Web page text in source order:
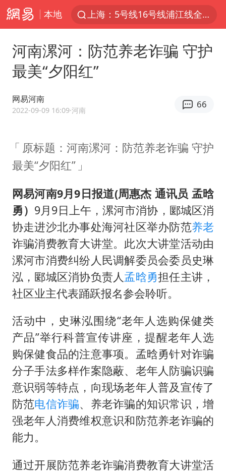
本地
白海豚预计将在浙江苍南到三门一带登陆
国足U17与阿森纳决赛取消 并列冠军
2025年小学教师减少13.19万
泰国：高度重视中国游客旅游体验
《龙餐馆》 冲奖
蒯曼挺进WTT横滨冠军赛女单四强
以军士兵把枪口对准中国记者
笔试第一被劝弃考涉事副校长被撤职
白海豚5次眼壁置换
构建更高水平的全民健身公共服务体系
河南漯河：防范养老诈骗 守护
最美“夕阳红”
网易河南
2022-09-09 16:09·河南
66
原标题：河南漯河：防范养老诈骗 守护
最美“夕阳红”
网易河南9月9日报道(周惠杰 通讯员 孟晗
勇） 9月9日上午，漯河市消协，郾城区消
协走进沙北办事处海河社区举办防范养老
诈骗消费教育大讲堂。此次大讲堂活动由
漯河市消费纠纷人民调解委员会委员史琳
泓，郾城区消协负责人 孟晗勇担任主讲，
社区业主代表踊跃报名参会聆听。
活动中，史琳泓围绕“老年人选购保健类
产品”举行科普宣传讲座，提醒老年人选
购保健食品的注意事项。孟晗勇针对诈骗
分子手法多样作案隐蔽、老年人防骗识骗
意识弱等特点，向现场老年人普及宣传了
防范电信诈骗、养老诈骗的知识常识，增
强老年人消费维权意识和防范养老诈骗的
能力。
通过开展防范养老诈骗消费教育大讲堂活